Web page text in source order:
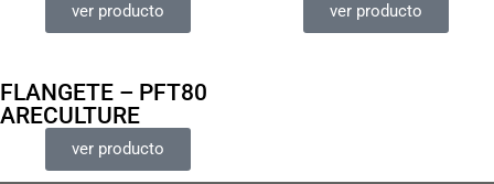
ver producto ver producto
FLANGETE – PFT80
ARECULTURE
ver producto